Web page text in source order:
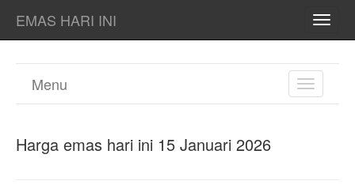
EMAS HARI INI
TOGGLE
Menu
Harga emas hari ini 15 Januari 2026